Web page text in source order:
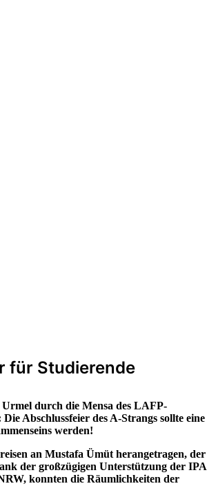
für Studierende
Urmel durch die Mensa des LAFP-
Abschlussfeier des A-Strangs sollte eine
werden!
an Mustafa Ümüt herangetragen, der
der großzügigen Unterstützung der IPA
konnten die Räumlichkeiten der